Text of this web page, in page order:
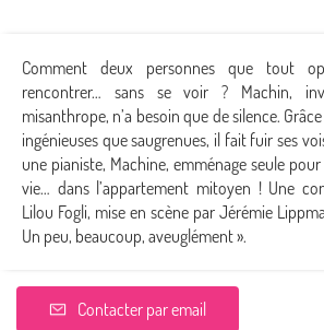
Comment deux personnes que tout
rencontrer… sans se voir ? Machin,
misanthrope, n’a besoin que de silence.
ingénieuses que saugrenues, il fait fuir ses
une pianiste, Machine, emménage seule
vie… dans l’appartement mitoyen ! Une
Lilou Fogli, mise en scène par Jérémie
Un peu, beaucoup, aveuglément ».
Contacter par email